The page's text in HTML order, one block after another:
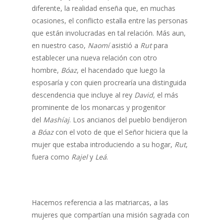
diferente, la realidad enseña que, en muchas
ocasiones, el conflicto estalla entre las personas
que están involucradas en tal relación. Más aun,
en nuestro caso, Naomíasistió a Rutpara
establecer una nueva relación con otro
hombre, Bóaz, el hacendado que luego la
esposaría y con quien procrearía una distinguida
descendencia que incluye al rey David, el más
prominente de los monarcas y progenitor
del Mashíaj. Los ancianos del pueblo bendijeron
a Bóazcon el voto de que el Señor hiciera que la
mujer que estaba introduciendo a su hogar, Rut,
fuera como Rajely Leá.
Hacemos referencia a las matriarcas, a las
mujeres que compartían una misión sagrada con